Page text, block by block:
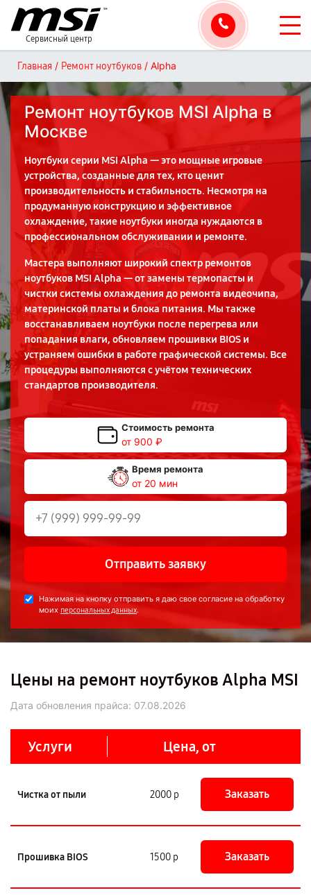
Сервисный центр
Главная / Ремонт ноутбуков / Alpha
Ремонт ноутбуков MSI Alpha в
Москве
Ноутбуки серии MSI Alpha — это мощные игровые
устройства, созданные для тех, кто ценит
производительность и стабильность. Несмотря на
продуманную конструкцию и эффективное
охлаждение, такие ноутбуки иногда нуждаются в
профессиональном обслуживании и ремонте.
Мастера выполняют широкий спектр ремонтов
ноутбуков MSI Alpha — от замены термопасты и
чистки системы охлаждения до ремонта видеочипа,
материнской платы и блока питания. Мы также
восстанавливаем ноутбуки после перегрева или
попадания влаги, обновляем прошивки BIOS и
устраняем ошибки в работе графической системы. Все
процедуры выполняются с учётом технических
стандартов производителя.
Стоимость ремонта
от 900 ₽
Время ремонта
от 20 мин
Отправить заявку
Нажимая на кнопку отправить я даю свое согласие на обработку
моих персональных данных.
Цены на ремонт ноутбуков Alpha MSI
Дата обновления прайса: 07.08.2026
Услуги Цена, от
Чистка от пыли 2000 р Заказать
Прошивка BIOS 1500 р Заказать